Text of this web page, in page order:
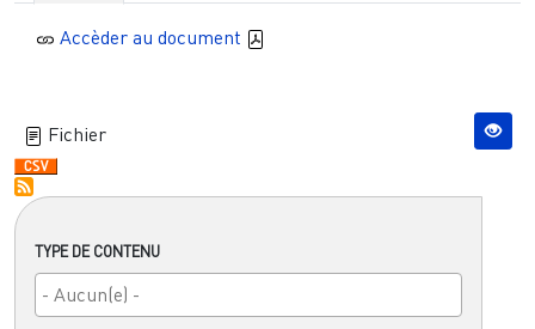
TYPE DE CONTENU
Accèder au document
Fichier